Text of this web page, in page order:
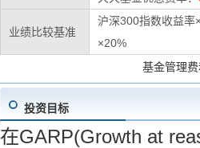
业绩比较基准
沪深300指数收益率
×20%
基金管理
投资目标
在GARP(Growth at